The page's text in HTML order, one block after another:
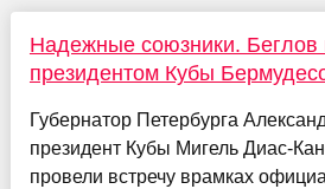
Надежные союзники. Беглов
президентом Кубы
Губернатор Петербурга
президент Кубы Мигель Диас-
провели встречу врамках